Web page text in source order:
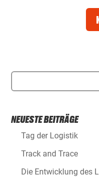
NEUESTE BEITRÄGE
Tag der Logistik
Track and Trace
Die Entwicklung des